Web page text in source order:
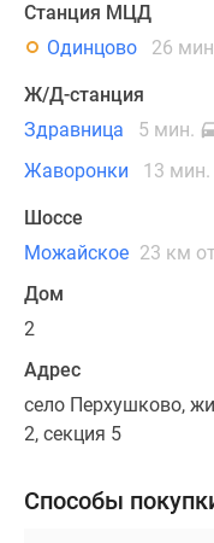
Станция МЦД
Одинцово
26
Ж/Д-станция
Здравница
5 мин.
Жаворонки
13 мин.
Шоссе
Можайское 23 км
Дом
2
Адрес
село Перхушково,
2, секция 5
Способы